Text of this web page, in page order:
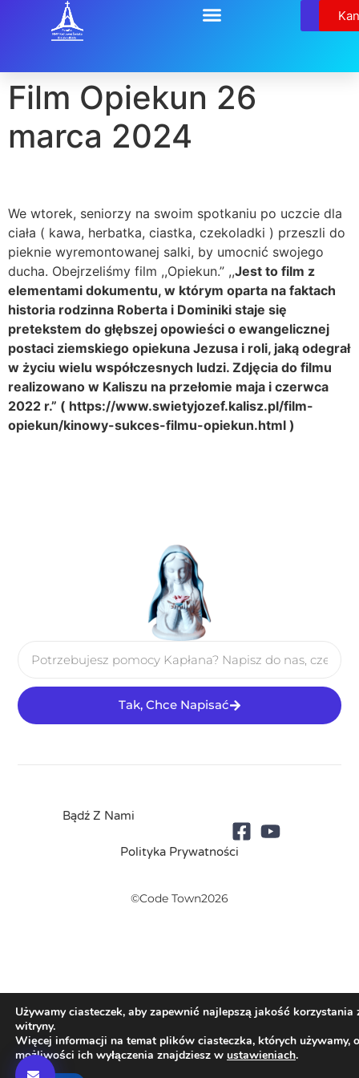
Film Opiekun 26
marca 2024
We wtorek, seniorzy na swoim spotkaniu po uczcie dla
ciała ( kawa, herbatka, ciastka, czekoladki ) przeszli do
pieknie wyremontowanej salki, by umocnić swojego
ducha. Obejrzeliśmy film ,,Opiekun.” ,,Jest to film z
elementami dokumentu, w którym oparta na faktach
historia rodzinna Roberta i Dominiki staje się
pretekstem do głębszej opowieści o ewangelicznej
postaci ziemskiego opiekuna Jezusa i roli, jaką odegrał
w życiu wielu współczesnych ludzi. Zdjęcia do filmu
realizowano w Kaliszu na przełomie maja i czerwca
2022 r.” ( https://www.swietyjozef.kalisz.pl/film-
opiekun/kinowy-sukces-filmu-opiekun.html )
Tak, Chce Napisać
Bądź Z Nami
Polityka Prywatności
©Code Town2026
Używamy ciasteczek, aby zapewnić najlepszą jakość korzystania
witryny.
Więcej informacji na temat plików ciasteczka, których używamy,
możliwości ich wyłączenia znajdziesz w ustawieniach.